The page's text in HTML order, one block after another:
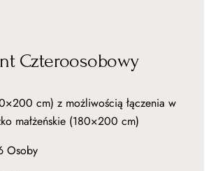
Czteroosobowy
cm) z możliwością łączenia w
małżeńskie (180×200 cm)
Osoby